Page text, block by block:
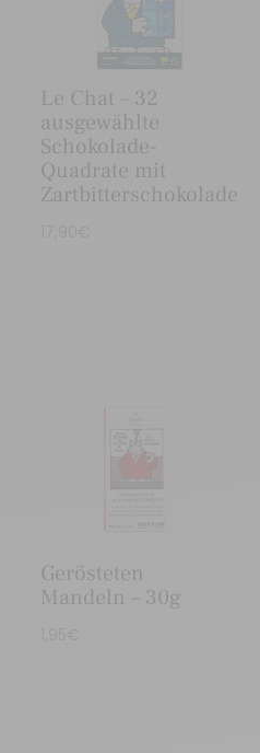
Le Chat – 32
ausgewählte
Schokolade-
Quadrate mit
Zartbitterschokolade
Gerösteten
Mandeln – 30g